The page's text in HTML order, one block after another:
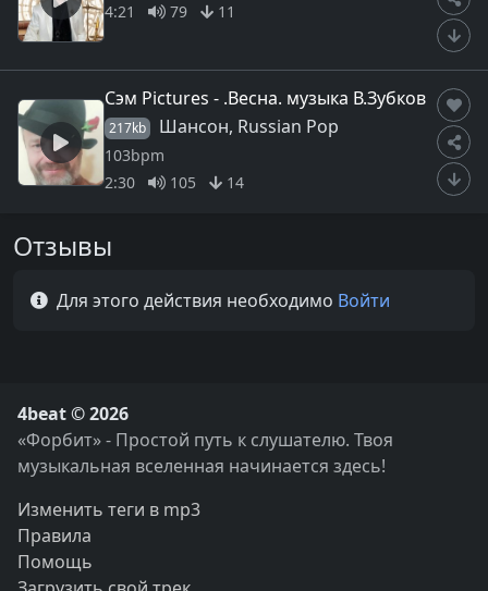
4:21 79 11
Сэм Pictures - .Весна. музыка В.Зубков
217kb Шансон, Russian Pop
103bpm
2:30
105 14
Отзывы
Для этого действия необходимо Войти
4beat © 2026
«Форбит» - Простой путь к слушателю. Твоя
музыкальная вселенная начинается здесь!
Изменить теги в mp3
Правила
Помощь